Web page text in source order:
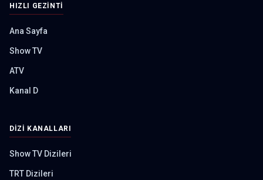
HIZLI GEZINTI
Ana Sayfa
Show TV
ATV
Kanal D
DIZI KANALLARI
Show TV Dizileri
TRT Dizileri